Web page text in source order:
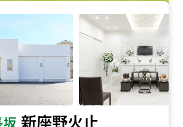
坂 新座野火止
座野火止の詳細へ